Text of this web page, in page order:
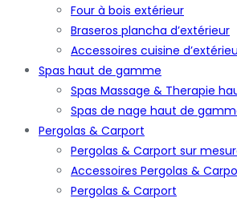
Four à bois extérieur
Braseros plancha d’extérieur
Accessoires cuisine
Spas haut de gamme
Spas Massage & Therapie
Spas de nage haut de
Pergolas & Carport
Pergolas & Carport sur
Accessoires Pergolas &
Pergolas & Carport